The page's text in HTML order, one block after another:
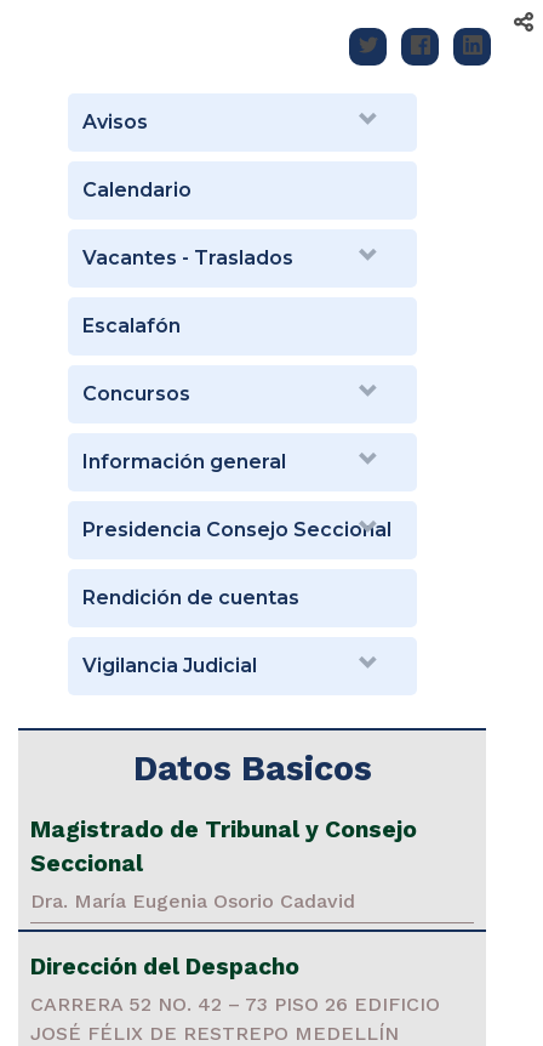
Avisos
Calendario
Vacantes - Traslados
Escalafón
Concursos
Información general
Presidencia Consejo Seccional
Rendición de cuentas
Vigilancia Judicial
Datos Basicos
Magistrado de Tribunal y Consejo
Seccional
Dra. María Eugenia Osorio Cadavid
Dirección del Despacho
CARRERA 52 NO. 42 – 73 PISO 26 EDIFICIO
JOSÉ FÉLIX DE RESTREPO MEDELLÍN